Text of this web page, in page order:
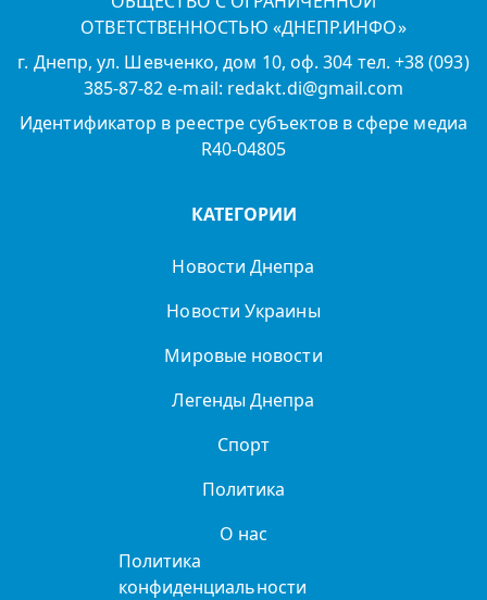
ОТВЕТСТВЕННОСТЬЮ «ДНЕПР.ИНФО»
г. Днепр, ул. Шевченко, дом 10, оф. 304 тел. +38 (093)
385-87-82 e-mail: redakt.di@gmail.com
Идентификатор в реестре субъектов в сфере медиа
R40-04805
КАТЕГОРИИ
Новости Днепра
Новости Украины
Мировые новости
Легенды Днепра
Спорт
Политика
О нас
Политика
конфиденциальности